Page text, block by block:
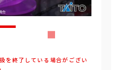
を終了している場合がござい